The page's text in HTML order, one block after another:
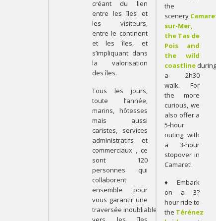
créant du lien
entre les îles et
les visiteurs,
entre le continent
et les îles, et
s’impliquant dans
la valorisation
des îles.
Tous les jours,
toute l’année,
marins, hôtesses
mais aussi
caristes, services
administratifs et
commerciaux , ce
sont 120
personnes qui
collaborent
ensemble pour
vous garantir une
traversée inoubliable
the
scenery
sur-Mer,
the Tas de
Pois and
the wild
coastline during
a 2h30
walk. For
the more
curious, we
also offer a
5-hour
outing with
a 3-hour
stopover in
Camaret!
♦ Embark
on a 3?
hour ride to
the Térénez